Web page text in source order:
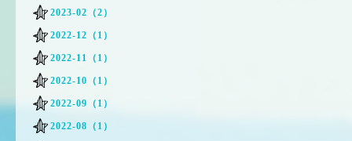
2023-02（2）
2022-12（1）
2022-11（1）
2022-10（1）
2022-09（1）
2022-08（1）